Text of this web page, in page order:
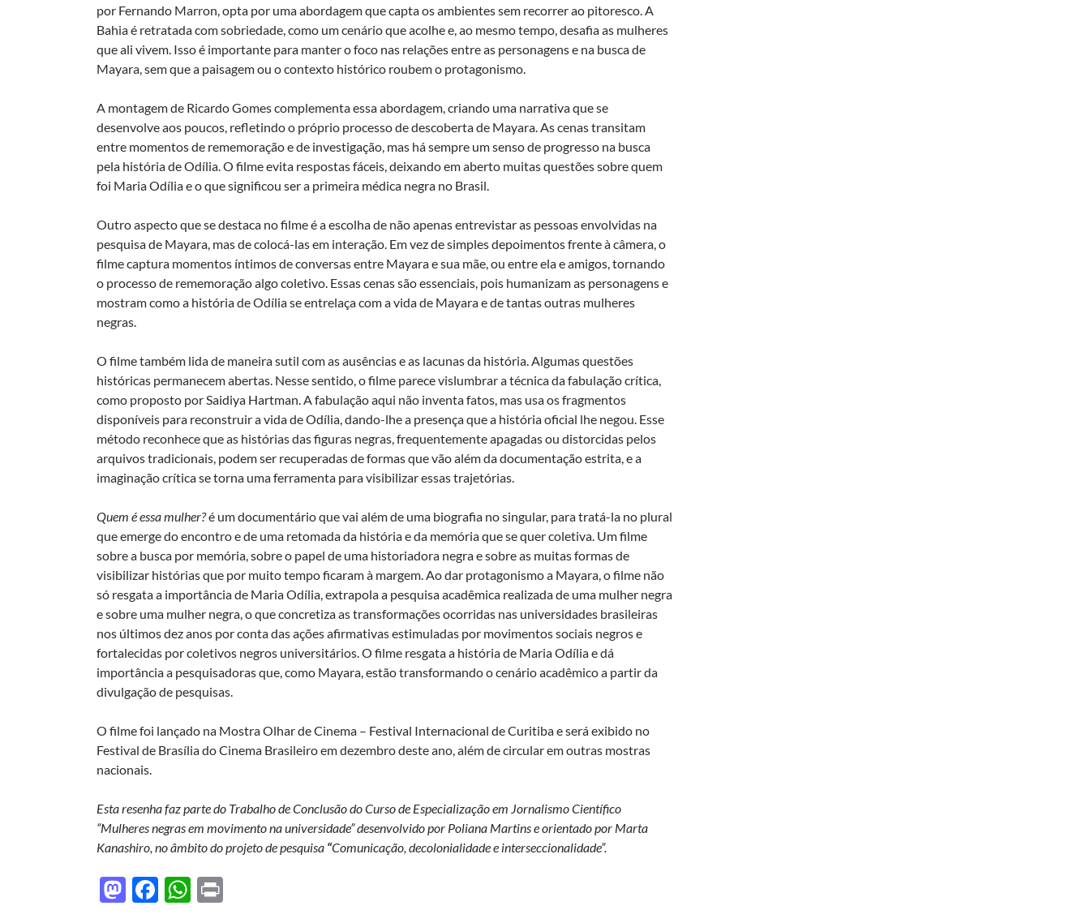
por Fernando Marron, opta por uma abordagem que capta os ambientes sem recorrer ao pitoresco. A
Bahia é retratada com sobriedade, como um cenário que acolhe e, ao mesmo tempo, desafia as mulheres
que ali vivem. Isso é importante para manter o foco nas relações entre as personagens e na busca de
Mayara, sem que a paisagem ou o contexto histórico roubem o protagonismo.
A montagem de Ricardo Gomes complementa essa abordagem, criando uma narrativa que se
desenvolve aos poucos, refletindo o próprio processo de descoberta de Mayara. As cenas transitam
entre momentos de rememoração e de investigação, mas há sempre um senso de progresso na busca
pela história de Odília. O filme evita respostas fáceis, deixando em aberto muitas questões sobre quem
foi Maria Odília e o que significou ser a primeira médica negra no Brasil.
Outro aspecto que se destaca no filme é a escolha de não apenas entrevistar as pessoas envolvidas na
pesquisa de Mayara, mas de colocá-las em interação. Em vez de simples depoimentos frente à câmera, o
filme captura momentos íntimos de conversas entre Mayara e sua mãe, ou entre ela e amigos, tornando
o processo de rememoração algo coletivo. Essas cenas são essenciais, pois humanizam as personagens e
mostram como a história de Odília se entrelaça com a vida de Mayara e de tantas outras mulheres
negras.
O filme também lida de maneira sutil com as ausências e as lacunas da história. Algumas questões
históricas permanecem abertas. Nesse sentido, o filme parece vislumbrar a técnica da fabulação crítica,
como proposto por Saidiya Hartman. A fabulação aqui não inventa fatos, mas usa os fragmentos
disponíveis para reconstruir a vida de Odília, dando-lhe a presença que a história oficial lhe negou. Esse
método reconhece que as histórias das figuras negras, frequentemente apagadas ou distorcidas pelos
arquivos tradicionais, podem ser recuperadas de formas que vão além da documentação estrita, e a
imaginação crítica se torna uma ferramenta para visibilizar essas trajetórias.
Quem é essa mulher?é um documentário que vai além de uma biografia no singular, para tratá-la no plural
que emerge do encontro e de uma retomada da história e da memória que se quer coletiva. Um filme
sobre a busca por memória, sobre o papel de uma historiadora negra e sobre as muitas formas de
visibilizar histórias que por muito tempo ficaram à margem. Ao dar protagonismo a Mayara, o filme não
só resgata a importância de Maria Odília, extrapola a pesquisa acadêmica realizada de uma mulher negra
e sobre uma mulher negra, o que concretiza as transformações ocorridas nas universidades brasileiras
nos últimos dez anos por conta das ações afirmativas estimuladas por movimentos sociais negros e
fortalecidas por coletivos negros universitários. O filme resgata a história de Maria Odília e dá
importância a pesquisadoras que, como Mayara, estão transformando o cenário acadêmico a partir da
divulgação de pesquisas.
O filme foi lançado na Mostra Olhar de Cinema – Festival Internacional de Curitiba e será exibido no
Festival de Brasília do Cinema Brasileiro em dezembro deste ano, além de circular em outras mostras
nacionais.
Esta resenha faz parte do Trabalho de Conclusão do Curso de Especialização em Jornalismo Científico
“Mulheres negras em movimento na universidade” desenvolvido por Poliana Martins e orientado por Marta
Kanashiro, no âmbito do projeto de pesquisa “Comunicação, decolonialidade e interseccionalidade”.
M F
W